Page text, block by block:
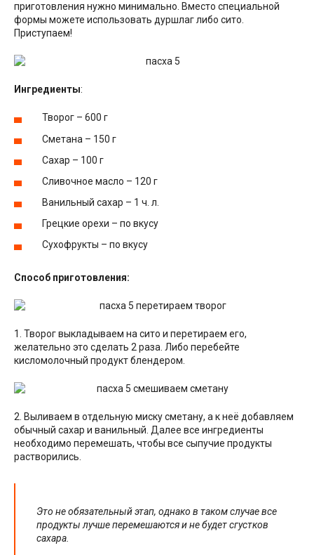
приготовления нужно минимально. Вместо специальной
формы можете использовать дуршлаг либо сито.
Приступаем!
Ингредиенты:
Творог – 600 г
Сметана – 150 г
Сахар – 100 г
Сливочное масло – 120 г
Ванильный сахар – 1 ч. л.
Грецкие орехи – по вкусу
Сухофрукты – по вкусу
Способ приготовления:
1. Творог выкладываем на сито и перетираем его,
желательно это сделать 2 раза. Либо перебейте
кисломолочный продукт блендером.
2. Выливаем в отдельную миску сметану, а к неё добавляем
обычный сахар и ванильный. Далее все ингредиенты
необходимо перемешать, чтобы все сыпучие продукты
растворились.
Это не обязательный этап, однако в таком случае все
продукты лучше перемешаются и не будет сгустков
сахара.